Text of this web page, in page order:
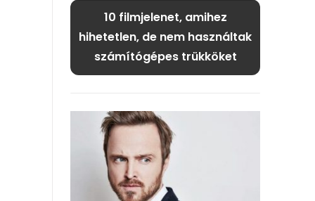
10 filmjelenet, amihez
hihetetlen, de nem használtak
számítógépes trükköket